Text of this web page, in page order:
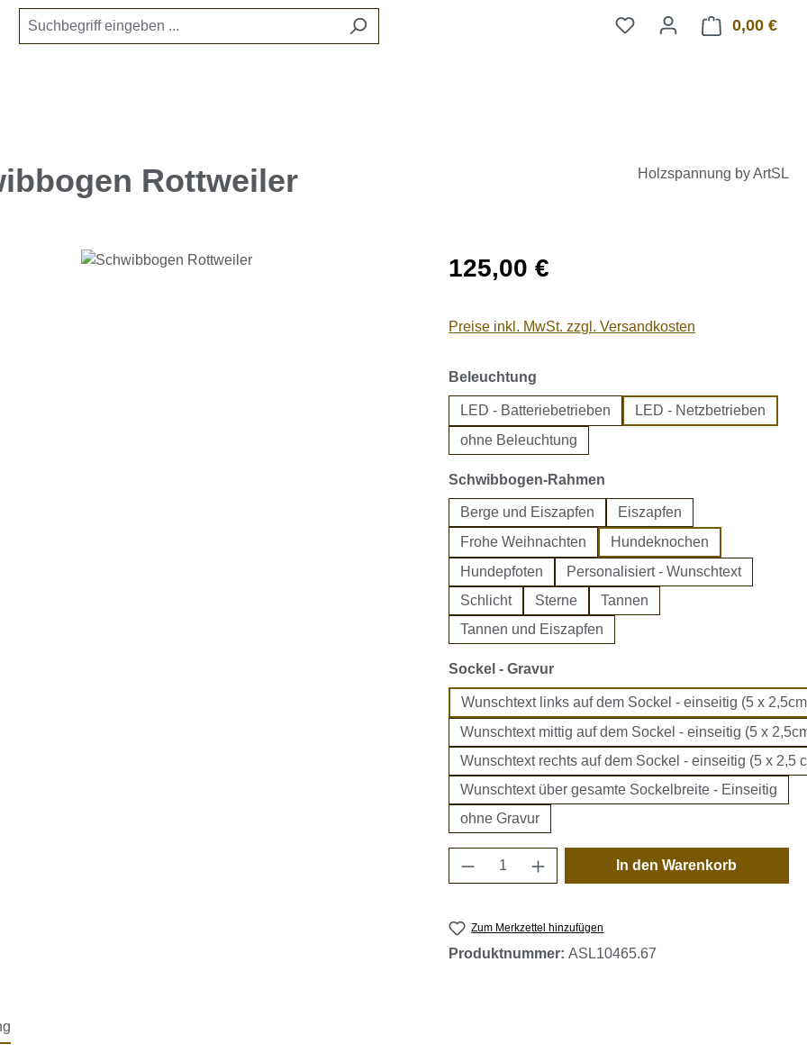
0,00 €
Rottweiler Holzspannung by ArtSL
überspringen Regulärer Preis:
125,00 €
Preise inkl. MwSt. zzgl. Versandkosten
Beleuchtung
LED - Batteriebetrieben
LED - Netzbetrieben
ohne Beleuchtung
Schwibbogen-Rahmen
Berge und Eiszapfen
Eiszapfen
Frohe Weihnachten
Hundeknochen
Hundepfoten
Personalisiert - Wunschtext
Schlicht
Sterne
Tannen
Tannen und Eiszapfen
Sockel - Gravurauswählen
Wunschtext links auf dem Sockel - einseitig (5 x
Wunschtext mittig auf dem Sockel - einseitig (5 x
Wunschtext rechts auf dem Sockel - einseitig (5 x 2,5
Wunschtext über gesamte Sockelbreite - Einseitig
ohne Gravur
Produkt Anzahl: Gib den
In den Warenkorb
Zum Merkzettel hinzufügen
Produktnummer:ASL10465.67